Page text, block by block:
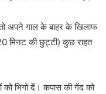
अपने गाल के बाहर के खिलाफ
मिनट की छुट्टी) कुछ राहत
भिगो दें। कपास की गेंद को